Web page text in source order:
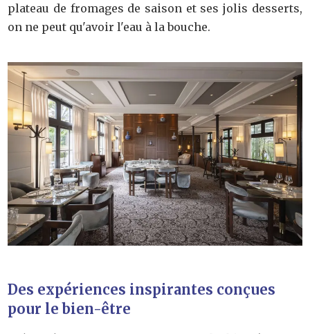
plateau de fromages de saison et ses jolis desserts,
on ne peut qu'avoir l'eau à la bouche.
Des expériences inspirantes conçues
pour le bien-être